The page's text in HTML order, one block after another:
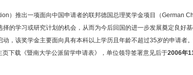
）推出一项面向中国申请者的联邦德国总理奖学金项目（German
的学习或研究计划的机会，从而为今后回国的进一步发展奠定良好基
，该奖学金主要面向具有本科以上学历且年龄不超过35岁的申请者
下载《暨南大学公派留学申请表》，单位领导签署意见后于2006年